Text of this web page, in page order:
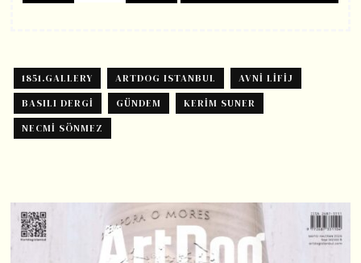
1851.GALLERY ARTDOG ISTANBUL
AVNI LIFIJ
BASILI DERGI
GÜNDEM
KERIM SUNER
NECMI SÖNMEZ